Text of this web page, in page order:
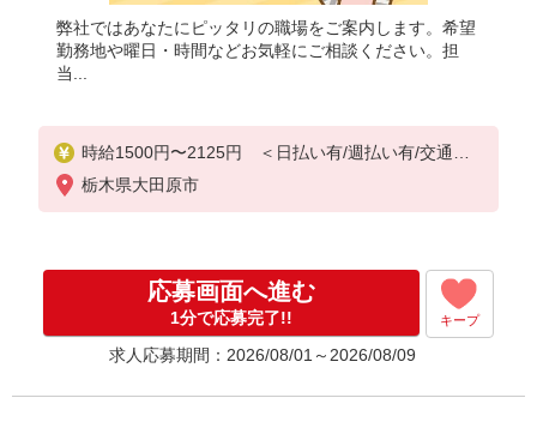
弊社ではあなたにピッタリの職場をご案内します。希望
勤務地や曜日・時間などお気軽にご相談ください。担
当...
時給1500円〜2125円 ＜日払い有/週払い有/交通費
全支給(ガソリン代含む)＞
栃木県大田原市
応募画面へ進む
1分で応募完了!! キープ
求人応募期間：2026/08/01～2026/08/09